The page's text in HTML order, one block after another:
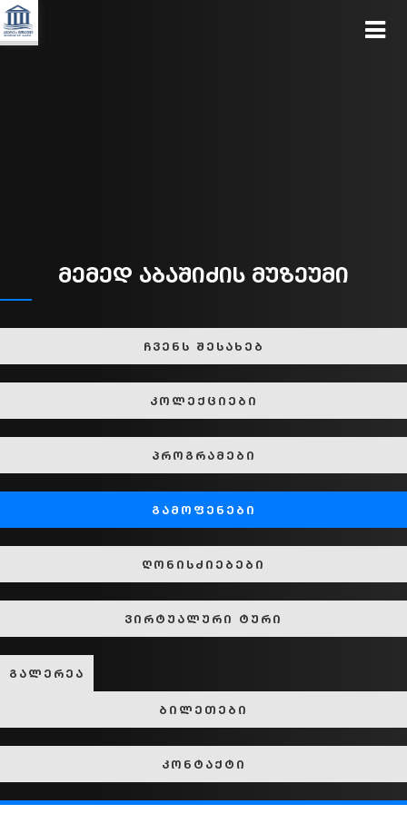
მემედ აბაშიძის მუზეუმი
ჩვენს შესახებ
კოლექციები
პროგრამები
გამოფენები
ღონისძიებები
ვირტუალური ტური
გალერეა
ბილეთები
კონტაქტი